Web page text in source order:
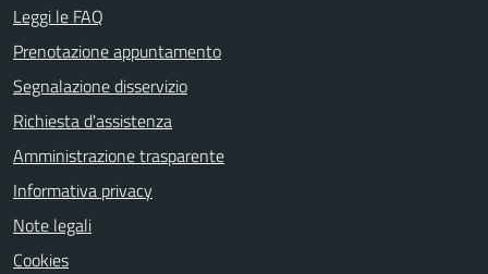
Leggi le FAQ
Prenotazione appuntamento
Segnalazione disservizio
Richiesta d'assistenza
Amministrazione trasparente
Informativa privacy
Note legali
Cookies